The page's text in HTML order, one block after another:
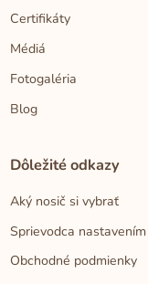
Certifikáty
Médiá
Fotogaléria
Blog
Dôležité odkazy
Aký nosič si vybrať
Sprievodca
Obchodné podmienky